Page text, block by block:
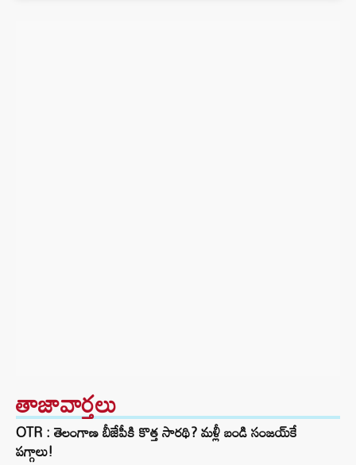
తాజావార్తలు
OTR : తెలంగాణ బీజేపీకి కొత్త సారథి? మళ్లీ బండి సంజయ్‌కే
పగ్గాలు!